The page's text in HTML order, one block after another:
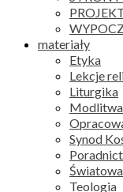
materiały
Etyka
Lekcje
Liturgika
Synod
Teologia